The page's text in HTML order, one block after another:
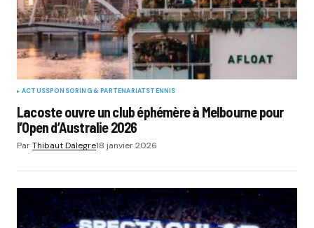
ACTUSSPONSORING & PARTENARIATSTENNIS
Lacoste ouvre un club éphémère à Melbourne pour
l’Open d’Australie 2026
ParThibaut Dalegre18 janvier 2026